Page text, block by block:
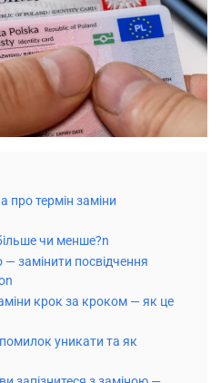
термін заміни
чи менше?n
замінити посвідчення
крок за кроком — як це
уникати та як